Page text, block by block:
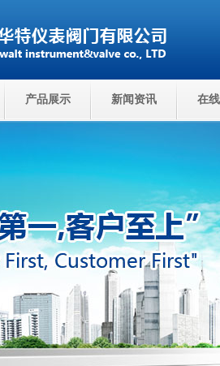
产品展示 新闻资讯 在